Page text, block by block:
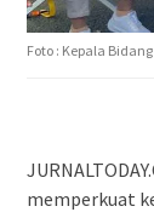
Foto : Kepala
memperkuat